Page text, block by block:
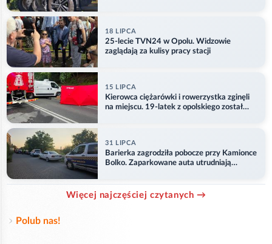
18 LIPCA
25-lecie TVN24 w Opolu. Widzowie
zaglądają za kulisy pracy stacji
15 LIPCA
Kierowca ciężarówki i rowerzystka zginęli
na miejscu. 19-latek z opolskiego został
31 LIPCA
Barierka zagrodziła pobocze przy Kamionce
Bolko. Zaparkowane auta utrudniają
Więcej najczęściej czytanych →
Polub nas!